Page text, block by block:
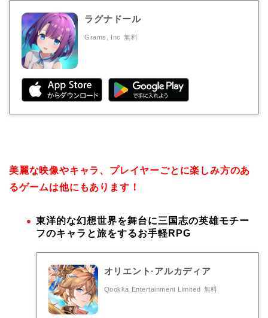
ラグナドール
Grams, Inc 無料
美麗な映像やキャラ、プレイヤーごとに楽しみ方のあ
るゲームは他にもあります！
東洋的な幻想世界を舞台に三国志の英雄モチー
フのキャラと旅をするお手軽RPG
オリエント·アルカディア
Qookka Entertainment Limited 無料